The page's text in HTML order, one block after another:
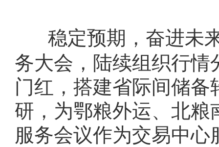
稳定预期，奋进未
务大会，陆续组织行情
门红，搭建省际间储
研，为鄂粮外运、北粮
服务会议作为交易中